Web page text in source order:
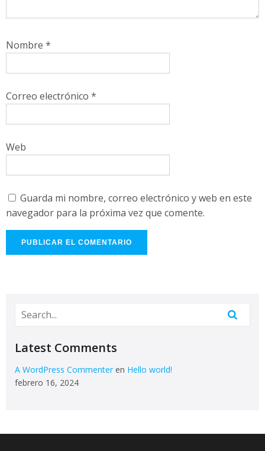
Nombre *
Correo electrónico *
Web
Guarda mi nombre, correo electrónico y web en este
navegador para la próxima vez que comente.
Latest Comments
A WordPress Commenter en Hello world!
febrero 16, 2024